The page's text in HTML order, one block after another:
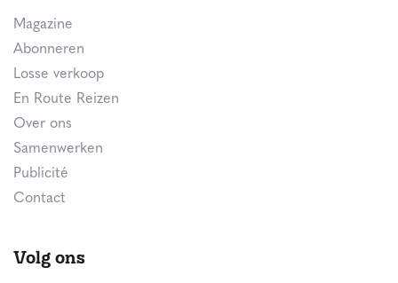
Magazine
Abonneren
Losse verkoop
En Route Reizen
Over ons
Samenwerken
Publicité
Contact
Volg ons